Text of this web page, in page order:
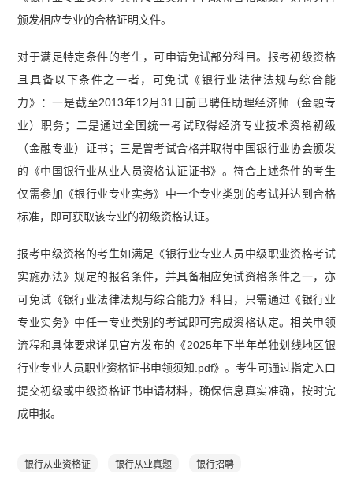
颁发相应专业的合格证明文件。
对于满足特定条件的考生，可申请免试部分科目。报考初级资格
且具备以下条件之一者，可免试《银行业法律法规与综合能
力》：一是截至2013年12月31日前已聘任助理经济师（金融专
业）职务；二是通过全国统一考试取得经济专业技术资格初级
（金融专业）证书；三是曾考试合格并取得中国银行业协会颁发
的《中国银行业从业人员资格认证证书》。符合上述条件的考生
仅需参加《银行业专业实务》中一个专业类别的考试并达到合格
标准，即可获取该专业的初级资格认证。
报考中级资格的考生如满足《银行业专业人员中级职业资格考试
实施办法》规定的报名条件，并具备相应免试资格条件之一，亦
可免试《银行业法律法规与综合能力》科目，只需通过《银行业
专业实务》中任一专业类别的考试即可完成资格认定。相关申领
流程和具体要求详见官方发布的《2025年下半年单独划线地区银
行业专业人员职业资格证书申领须知.pdf》。考生可通过指定入口
提交初级或中级资格证书申请材料，确保信息真实准确，按时完
成申报。
银行从业资格证 银行从业真题 银行招聘